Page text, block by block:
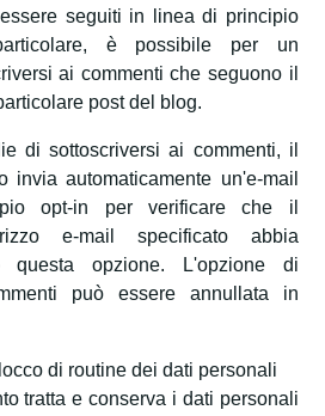
seguiti in linea di principio
è possibile per un
ai commenti che seguono il
post del blog.
di sottoscriversi ai commenti, il
invia automaticamente un'e-mail
opt-in per verificare che il
e-mail specificato abbia
questa opzione. L'opzione di
può essere annullata in
di routine dei dati personali
tratta e conserva i dati personali